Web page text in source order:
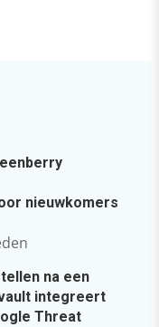
nieuwkomers
na een
integreert
Threat